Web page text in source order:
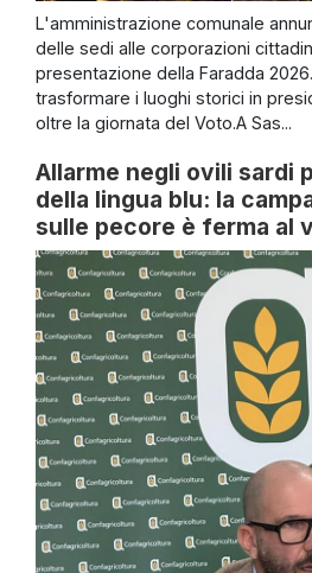
L'amministrazione comunale
delle sedi alle corporazioni
presentazione della Faradda
trasformare i luoghi storici in
oltre la giornata del Voto.A Sas...
Allarme negli ovili sardi
della lingua blu: la
sulle pecore è ferma al